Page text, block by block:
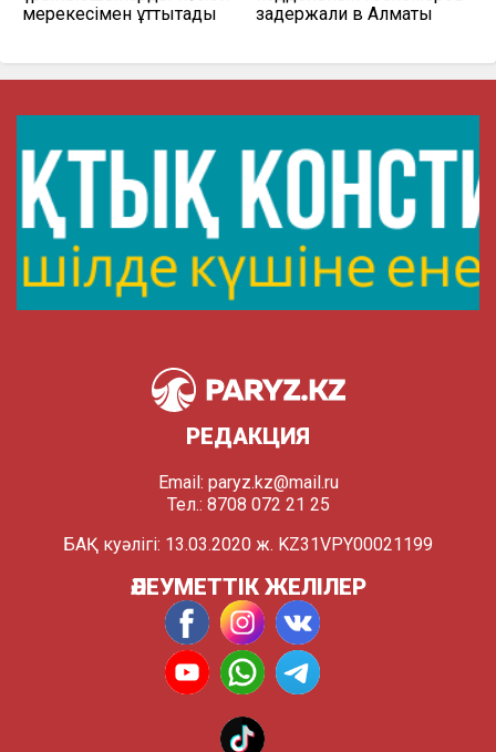
мерекесімен құттықтады
задержали в Алматы
РЕДАКЦИЯ
Email: paryz.kz@mail.ru
Тел.: 8708 072 21 25
БАҚ куәлігі: 13.03.2020 ж. KZ31VPY00021199
ӘЛЕУМЕТТІК ЖЕЛІЛЕР